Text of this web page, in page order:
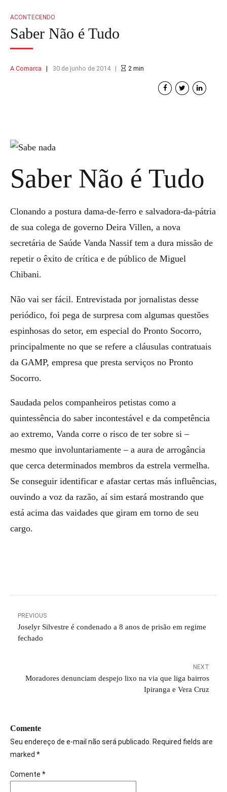
ACONTECENDO
Saber Não é Tudo
A Comarca 30 de junho de 2014 2 min
Saber Não é Tudo
Clonando a postura dama-de-ferro e salvadora-da-pátria
de sua colega de governo Deira Villen, a nova
secretária de Saúde Vanda Nassif tem a dura missão de
repetir o êxito de crítica e de público de Miguel
Chibani.
Não vai ser fácil. Entrevistada por jornalistas desse
periódico, foi pega de surpresa com algumas questões
espinhosas do setor, em especial do Pronto Socorro,
principalmente no que se refere a cláusulas contratuais
da GAMP, empresa que presta serviços no Pronto
Socorro.
Saudada pelos companheiros petistas como a
quintessência do saber incontestável e da competência
ao extremo, Vanda corre o risco de ter sobre si –
mesmo que involuntariamente – a aura de arrogância
que cerca determinados membros da estrela vermelha.
Se conseguir identificar e afastar certas más influências,
ouvindo a voz da razão, aí sim estará mostrando que
está acima das vaidades que giram em torno de seu
cargo.
PREVIOUS
Joselyr Silvestre é condenado a 8 anos de prisão em regime
fechado
NEXT
Moradores denunciam despejo lixo na via que liga bairros
Ipiranga e Vera Cruz
Comente
Seu endereço de e-mail não será publicado. Required fields are
marked *
Comente *